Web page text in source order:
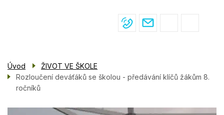
ÚŘEDNÍ DESKA
KONTAKTY
Úvod
ŽIVOT VE ŠKOLE
Rozloučení deváťáků se školou - předávání klíčů žákům 8.
ročníků